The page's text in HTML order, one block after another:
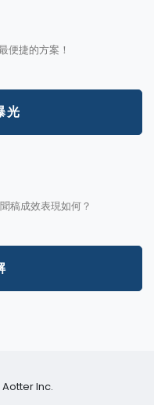
便捷的方案！
光
稿成效表現如何？
Aotter Inc.